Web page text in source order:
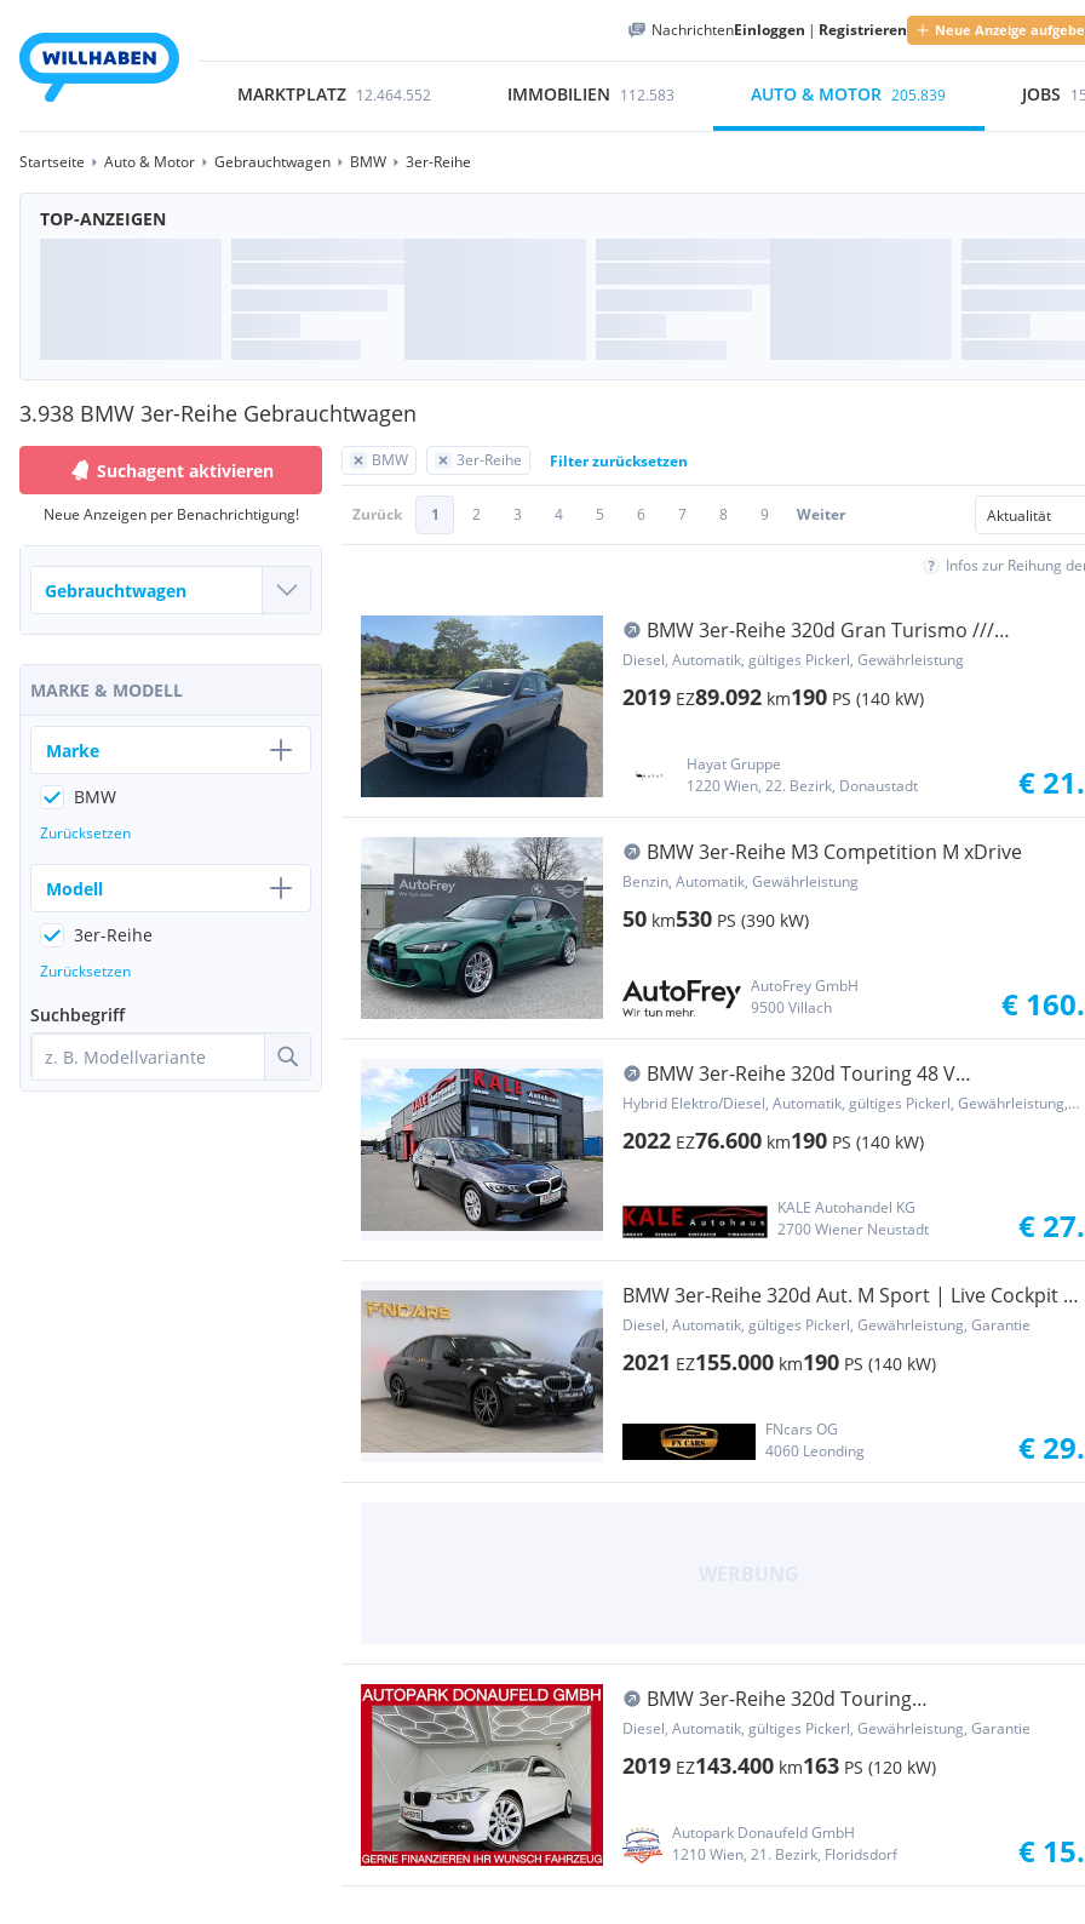
NachrichtenEinloggen | Registrieren Neue Anzeige
MARKTPLATZ 12.464.552 IMMOBILIEN 112.583 AUTO & MOTOR 205.839 JOBS
Startseite Auto & Motor Gebrauchtwagen BMW 3er-Reihe
TOP-ANZEIGEN
3.938 BMW 3er-Reihe Gebrauchtwagen
BMW 3er-Reihe Filter zurücksetzen
Zurück 1 2 3 4 5 6 7 8 9 Weiter
Infos zur Reihung
BMW 3er-Reihe 320d Gran Turismo ///
FINANZIERUNG MÖGLICH ///
Diesel, Automatik, gültiges Pickerl, Gewährleistung
2019 EZ89.092 km190 PS (140 kW)
Hayat Gruppe
1220 Wien, 22. Bezirk, Donaustadt
€
BMW 3er-Reihe M3 Competition M xDrive
Benzin, Automatik, Gewährleistung
50 km530 PS (390 kW)
AutoFrey GmbH
9500 Villach
€
BMW 3er-Reihe 320d Touring 48 V
Aut.*1.Besitz*Leder*Anhängerk...
Hybrid Elektro/Diesel, Automatik, gültiges Pickerl, Gewährleistung, Garantie
2022 EZ76.600 km190 PS (140 kW)
KALE Autohandel KG
2700 Wiener Neustadt
€
BMW 3er-Reihe 320d Aut. M Sport | Live Cockpit |
DashCam | L...
Diesel, Automatik, gültiges Pickerl, Gewährleistung, Garantie
2021 EZ155.000 km190 PS (140 kW)
FNcars OG
4060 Leonding
€
BMW 3er-Reihe 320d Touring
EfficientDynamics/ Head-Up Display...
Diesel, Automatik, gültiges Pickerl, Gewährleistung, Garantie
2019 EZ143.400 km163 PS (120 kW)
Autopark Donaufeld GmbH
1210 Wien, 21. Bezirk, Floridsdorf
€
Suchagent aktivieren
Neue Anzeigen per Benachrichtigung!
MARKE & MODELL
Marke
BMW
Zurücksetzen
Modell
3er-Reihe
Zurücksetzen
Suchbegriff